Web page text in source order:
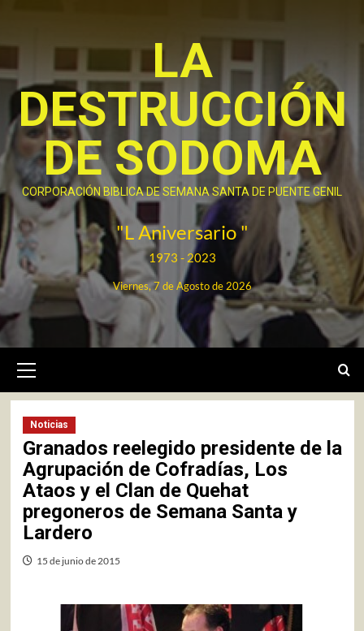
contenido
LA
DESTRUCCIÓN
DE SODOMA
CORPORACIÓN BIBLICA DE SEMANA SANTA DE PUENTE GENIL
"L Aniversario "
1973 - 2023
Viernes, 7 de Agosto de 2026
primario
Noticias
Granados reelegido presidente de la
Agrupación de Cofradías, Los
Ataos y el Clan de Quehat
pregoneros de Semana Santa y
Lardero
15 de junio de 2015